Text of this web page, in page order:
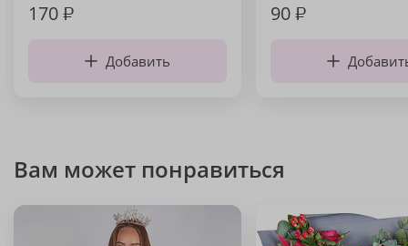
170₽
Добавить
90₽
Вам может понравиться